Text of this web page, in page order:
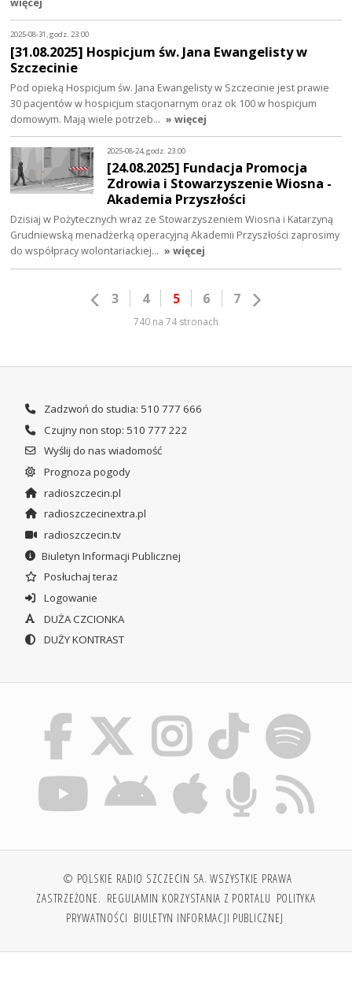
2025-08-31, godz. 23:00
[31.08.2025] Hospicjum św. Jana Ewangelisty w
Szczecinie
Pod opieką Hospicjum św. Jana Ewangelisty w Szczecinie jest prawie
30 pacjentów w hospicjum stacjonarnym oraz ok 100 w hospicjum
domowym. Mają wiele potrzeb… » więcej
2025-08-24, godz. 23:00
[24.08.2025] Fundacja Promocja
Zdrowia i Stowarzyszenie Wiosna -
Akademia Przyszłości
Dzisiaj w Pożytecznych wraz ze Stowarzyszeniem Wiosna i Katarzyną
Grudniewską menadżerką operacyjną Akademii Przyszłości zaprosimy
do współpracy wolontariackiej… » więcej
3 4 5 6 7
740 na 74 stronach
Zadzwoń do studia: 510 777 666
Czujny non stop: 510 777 222
Wyślij do nas wiadomość
Prognoza pogody
radioszczecin.pl
radioszczecinextra.pl
radioszczecin.tv
Biuletyn Informacji Publicznej
Posłuchaj teraz
Logowanie
DUŻA CZCIONKA
DUŻY KONTRAST
© POLSKIE RADIO SZCZECIN SA. WSZYSTKIE PRAWA
ZASTRZEŻONE. REGULAMIN KORZYSTANIA Z PORTALU POLITYKA
PRYWATNOŚCI BIULETYN INFORMACJI PUBLICZNEJ